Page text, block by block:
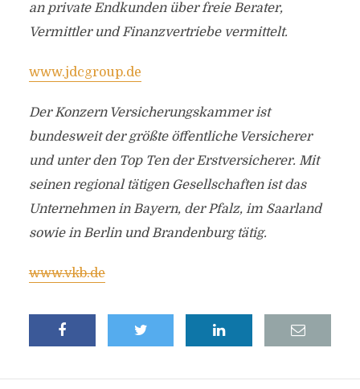
an private Endkunden über freie Berater,
Vermittler und Finanzvertriebe vermittelt.
www.jdcgroup.de
Der Konzern Versicherungskammer ist
bundesweit der größte öffentliche Versicherer
und unter den Top Ten der Erstversicherer. Mit
seinen regional tätigen Gesellschaften ist das
Unternehmen in Bayern, der Pfalz, im Saarland
sowie in Berlin und Brandenburg tätig.
www.vkb.de